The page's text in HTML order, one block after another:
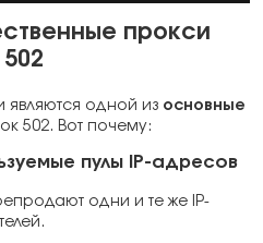
прокси
являются одной из основные
502. Вот почему:
пулы IP-адресов
одни и те же IP-